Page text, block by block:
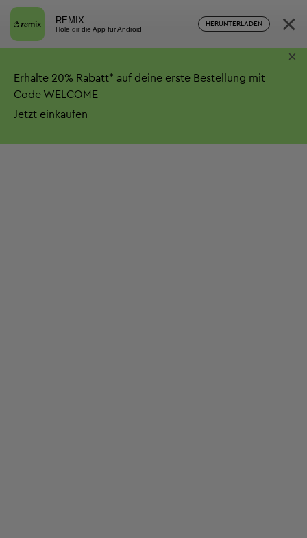
REMIX
Hole dir die App für Android
HERUNTERLADEN ×
Erhalte 20% Rabatt* auf deine erste Bestellung mit
Code WELCOME
Jetzt einkaufen
×